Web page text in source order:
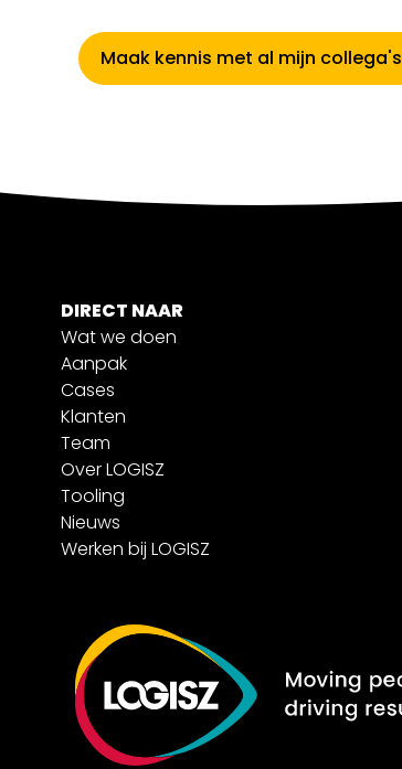
Maak kennis met al mijn collega's
DIRECT NAAR
Wat we doen
Aanpak
Cases
Klanten
Team
Over LOGISZ
Tooling
Nieuws
Werken bij LOGISZ